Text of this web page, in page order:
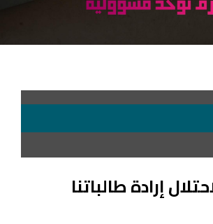
إرادة طالباتنا